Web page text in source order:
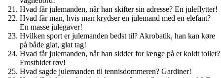
Hvad får julemanden, når han skifter sin adresse? En juleflytter!
Hvad får man, hvis man krydser en julemand med en elefant?
En masse julegaver!
Hvilken sport er julemanden bedst til? Akrobatik, han kan køre
på både glat, glat tag!
Hvad får julemanden, når han sidder for længe på et koldt toilet?
Frostbidet røv!
Hvad sagde julemanden til tennisdommeren? Gardiner!